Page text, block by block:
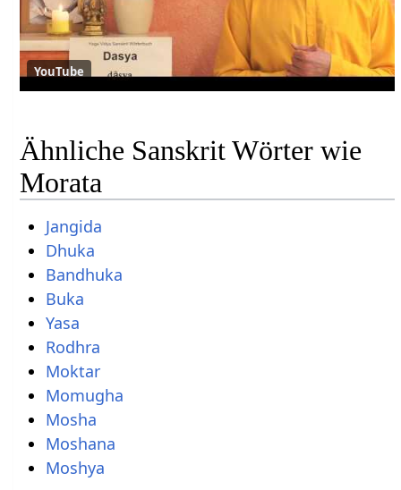
YouTube
Ähnliche Sanskrit Wörter wie
Morata
Jangida
Dhuka
Bandhuka
Buka
Yasa
Rodhra
Moktar
Momugha
Mosha
Moshana
Moshya